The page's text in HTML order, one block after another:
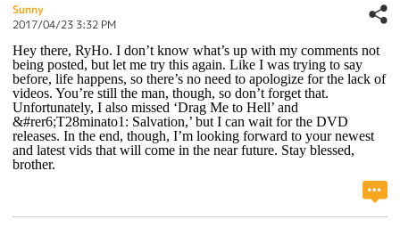
Sunny
2017/04/23 3:32 PM
Hey there, RyHo. I don’t know what’s up with my comments not
being posted, but let me try this again. Like I was trying to say
before, life happens, so there’s no need to apologize for the lack of
videos. You’re still the man, though, so don’t forget that.
Unfortunately, I also missed ‘Drag Me to Hell’ and
&#rer6;T28minato1: Salvation,’ but I can wait for the DVD
releases. In the end, though, I’m looking forward to your newest
and latest vids that will come in the near future. Stay blessed,
brother.